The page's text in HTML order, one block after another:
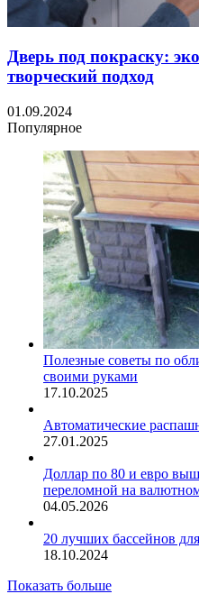
Дверь под покраску:
творческий подход
01.09.2024
Популярное
Полезные советы по
своими руками
17.10.2025
Автоматические
27.01.2025
Доллар по 80 и евро
переломной на
04.05.2026
20 лучших бассейнов
18.10.2024
Показать больше